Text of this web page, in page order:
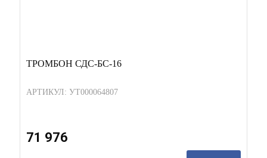
ТРОМБОН СДС-БС-16
АРТИКУЛ: УТ000064807
71 976